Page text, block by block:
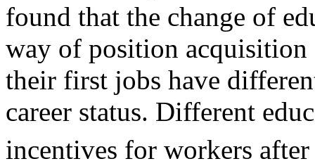
found that the change of
way of position
their first jobs have
career status. Different
incentives for workers